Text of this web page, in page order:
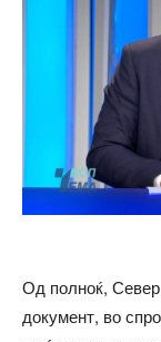
Од полноќ,
документ, во